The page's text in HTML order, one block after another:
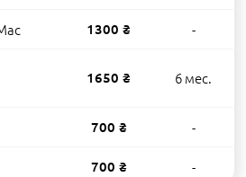
1300 ₴ -
1650 ₴ 6 мес.
700 ₴ -
700 ₴ -